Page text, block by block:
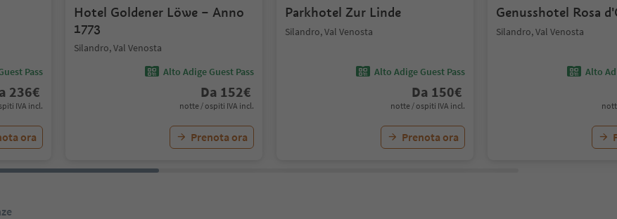
Pass
236€
IVA incl.
ora
Hotel Goldener Löwe – Anno
1773
Silandro, Val Venosta
Alto Adige Guest Pass
Da 152€
notte / ospiti IVA incl.
Prenota ora
Parkhotel Zur Linde
Silandro, Val Venosta
Alto Adige Guest Pass
Da 150€
notte / ospiti IVA incl.
Prenota ora
Genusshotel Rosa
Silandro, Val Venosta
Alto